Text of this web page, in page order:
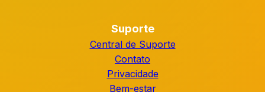
Suporte
Central de Suporte
Contato
Privacidade
Bem-estar